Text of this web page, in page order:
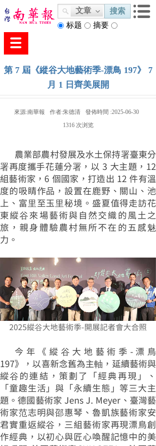
文章
搜索
标题
摘要
第 7 屆《縱谷大地藝術季-漂鳥 197》 7
月 1 日齊美展開
來源:南華報 作者:朱德清 發佈時間 :2025-06-30
1316 次浏览
農業部農村發展及水土保持署臺東分
署再度攜手花蓮分署，以 3 大主題，12
組藝術家，6 個國家，打造出 12 件有溫
度的吸睛作品，設置在鹿野、關山、池
上、富里至玉里秘境。盛夏值得走訪花
東縱谷來場藝術與自然交織的風土之
旅，親身體驗農村無所不在的五感魅
力。
2025縱谷大地藝術季-開展記者會大合照
今年《縱谷大地藝術季-漂鳥
197》，以喜新念舊為主軸，延續藝術與
縱谷的連結，策劃了「經典再現」、
「童趣生活」與「永續生態」等三大主
題。德國藝術家 Jens J. Meyer、臺灣藝
術家范志明與邵惠琴、魯凱族藝術家安
君實重返縱谷，三組藝術家再現漂鳥創
作經典，以初心與匠心喚醒記憶中的美